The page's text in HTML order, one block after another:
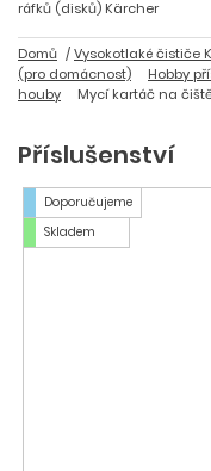
ráfků (disků) Kärcher
Domů Vysokotlaké čističe
(pro domácnost)
Hobby
houby
Mycí kartáč na
Příslušenství
Doporučujeme
Skladem